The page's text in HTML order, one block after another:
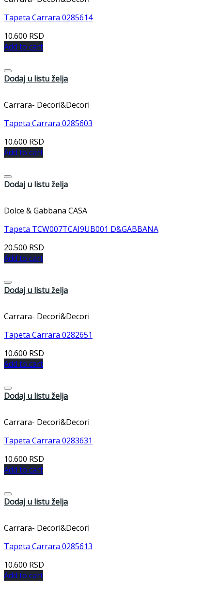
Tapeta Carrara 0285614
10.600 RSD
Add to cart
Dodaj u listu želja
Carrara- Decori&Decori
Tapeta Carrara 0285603
10.600 RSD
Add to cart
Dodaj u listu želja
Dolce & Gabbana CASA
Tapeta TCW007TCAI9UB001 D&GABBANA
20.500 RSD
Add to cart
Dodaj u listu želja
Carrara- Decori&Decori
Tapeta Carrara 0282651
10.600 RSD
Add to cart
Dodaj u listu želja
Carrara- Decori&Decori
Tapeta Carrara 0283631
10.600 RSD
Add to cart
Dodaj u listu želja
Carrara- Decori&Decori
Tapeta Carrara 0285613
10.600 RSD
Add to cart